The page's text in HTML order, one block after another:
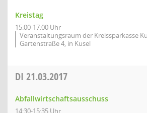
Kreistag
15:00-17:00 Uhr
Veranstaltungsraum der Kreissparkasse
Gartenstraße 4, in Kusel
DI 21.03.2017
Abfallwirtschaftsausschuss
14:30-15:35 Uhr